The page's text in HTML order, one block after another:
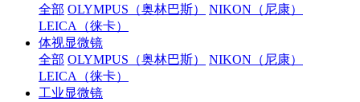
全部 OLYMPUS（奥林巴斯）
NIKON（尼康）
LEICA（徕卡）
体视显微镜
全部 OLYMPUS（奥林巴斯）
NIKON（尼康）
LEICA（徕卡）
工业显微镜